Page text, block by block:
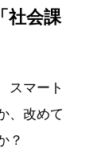
タの収
、NTT
統合）
の効率
れま
社会課
スマート
、改めて
？